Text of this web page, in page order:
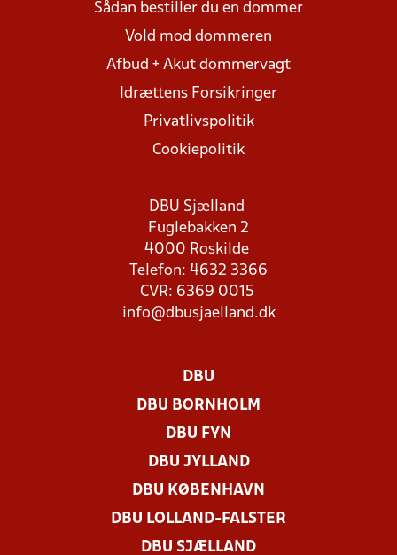
Sådan bestiller du en dommer
Vold mod dommeren
Afbud + Akut dommervagt
Idrættens Forsikringer
Privatlivspolitik
Cookiepolitik
DBU Sjælland
Fuglebakken 2
4000 Roskilde
Telefon: 4632 3366
CVR: 6369 0015
info@dbusjaelland.dk
DBU
DBU BORNHOLM
DBU FYN
DBU JYLLAND
DBU KØBENHAVN
DBU LOLLAND-FALSTER
DBU SJÆLLAND